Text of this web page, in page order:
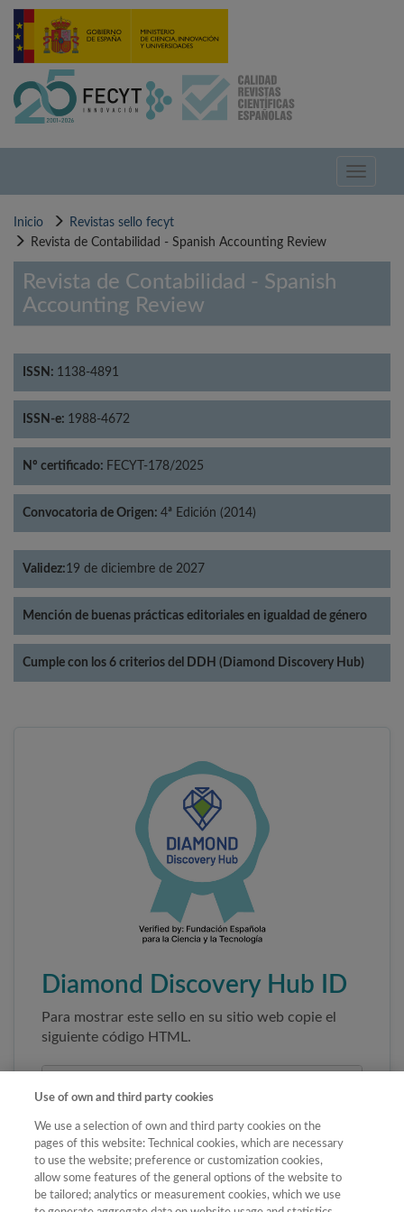
Pasar
contenido
Toggle
Inicio
Revistas sello fecyt
Revista de Contabilidad - Spanish Accounting Review
Revista de Contabilidad - Spanish
Accounting Review
ISSN: 1138-4891
ISSN-e: 1988-4672
Nº certificado: FECYT-178/2025
Convocatoria de Origen: 4ª Edición (2014)
Validez:19 de diciembre de 2027
Mención de buenas prácticas editoriales en igualdad de género
Cumple con los 6 criterios del DDH (Diamond Discovery Hub)
Diamond Discovery Hub ID
Para mostrar este sello en su sitio web copie el
siguiente código HTML.
Use of own and third party cookies
We use a selection of own and third party cookies on the
pages of this website: Technical cookies, which are necessary
to use the website; preference or customization cookies,
allow some features of the general options of the website to
be tailored; analytics or measurement cookies, which we use